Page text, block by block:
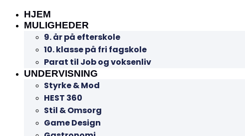
HJEM
MULIGHEDER
9. år på efterskole
10. klasse på fri fagskole
Parat til Job og voksenliv
UNDERVISNING
Styrke & Mod
HEST 360
Stil & Omsorg
Game Design